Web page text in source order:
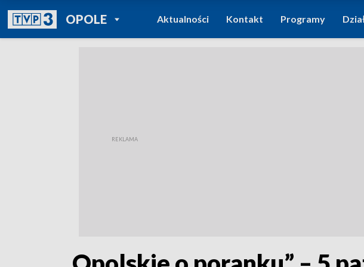
OPOLEPOWRÓT DO
TVP REGIONY
Aktualności Kontakt Programy